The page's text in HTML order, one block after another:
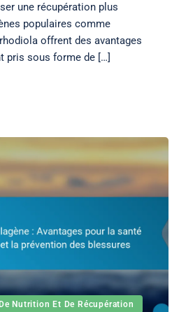
une récupération plus
populaires comme
offrent des avantages
pris sous forme de […]
Nutrition Et De Récupération